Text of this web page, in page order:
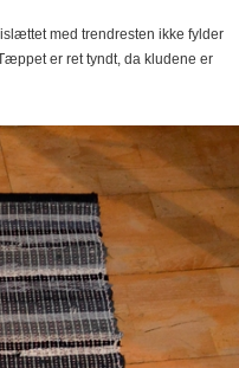
med trendresten ikke fylder
er ret tyndt, da kludene er